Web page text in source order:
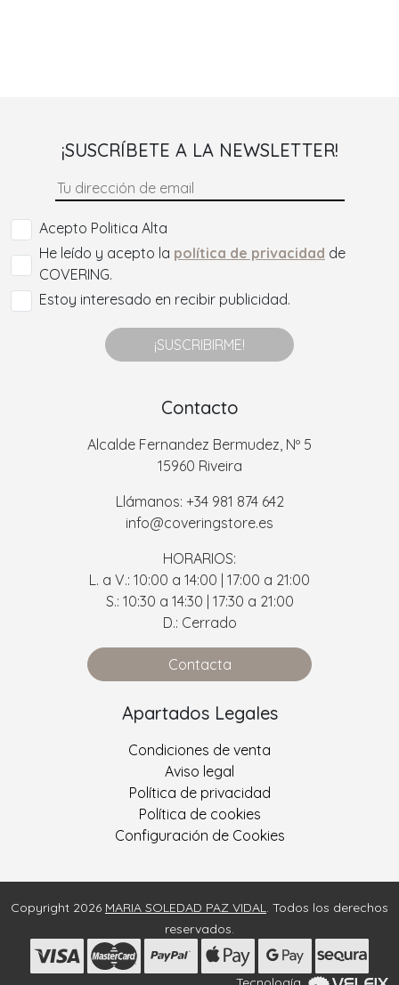
¡SUSCRÍBETE A LA NEWSLETTER!
Acepto Politica Alta
He leído y acepto la política de privacidad de
COVERING.
Estoy interesado en recibir publicidad.
¡SUSCRIBIRME!
Contacto
Alcalde Fernandez Bermudez, Nº 5
15960 Riveira
Llámanos: +34 981 874 642
info@coveringstore.es
HORARIOS:
L. a V.: 10:00 a 14:00 | 17:00 a 21:00
S.: 10:30 a 14:30 | 17:30 a 21:00
D.: Cerrado
Contacta
Apartados Legales
Condiciones de venta
Aviso legal
Política de privacidad
Política de cookies
Configuración de Cookies
Copyright 2026 MARIA SOLEDAD PAZ VIDAL. Todos los derechos
reservados.